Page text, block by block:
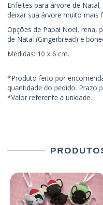
Enfeites para árvore de
deixar sua árvore muito mais
Opções de Papai Noel, rena,
de Natal (Gingerbread) e
Medidas: 10 x 6 cm.
*Produto feito por
quantidade do pedido. Prazo
*Valor referente a unidade.